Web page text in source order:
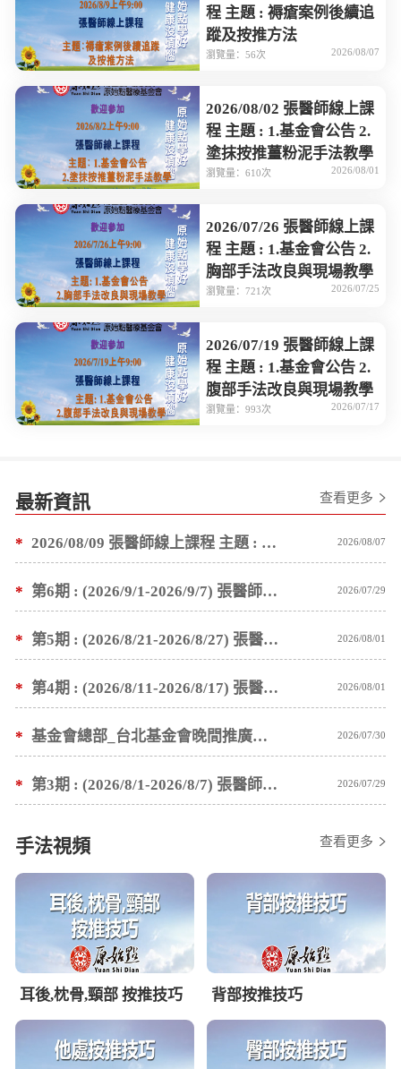
程 主題 : 褥瘡案例後續追
蹤及按推方法
瀏覽量：56次 2026/08/07
2026/08/02 張醫師線上課
程 主題 : 1.基金會公告 2.
塗抹按推薑粉泥手法教學
瀏覽量：610次 2026/08/01
2026/07/26 張醫師線上課
程 主題 : 1.基金會公告 2.
胸部手法改良與現場教學
瀏覽量：721次 2026/07/25
2026/07/19 張醫師線上課
程 主題 : 1.基金會公告 2.
腹部手法改良與現場教學
瀏覽量：993次 2026/07/17
最新資訊 查看更多
* 2026/08/09 張醫師線上課程 主題 : 褥瘡案例後續追蹤 及按推方法 2026/08/07
* 第6期 : (2026/9/1-2026/9/7) 張醫師親自培訓手法 廣州基礎班7 天錄取名單公告 2026/07/29
* 第5期 : (2026/8/21-2026/8/27) 張醫師親自培訓手法 廣州基礎班7 天錄取名單公告 2026/08/01
* 第4期 : (2026/8/11-2026/8/17) 張醫師親自培訓手法 廣州基礎班7 天錄取名單公告 2026/08/01
* 基金會總部_台北基金會晚間推廣暫停服務公告 2026/07/30
* 第3期 : (2026/8/1-2026/8/7) 張醫師親自培訓手法 廣州基礎班7 天錄取名單公告 2026/07/29
手法視頻 查看更多
耳後,枕骨,頸部 按推技巧 背部按推技巧